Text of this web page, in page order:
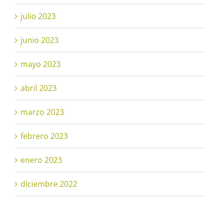
julio 2023
junio 2023
mayo 2023
abril 2023
marzo 2023
febrero 2023
enero 2023
diciembre 2022